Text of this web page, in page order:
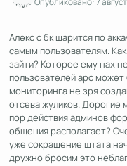
Алекс с бк шарится по
самым пользователям.
зайти? Которое ему нах
пользователей арс
мониторинга не зря
отсева жуликов. Дорогие
пор действия админов
общения располагает?
уже сокращение штата
дружно бросим это